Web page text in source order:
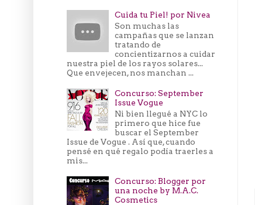
Cuida tu Piel! por Nivea
Son muchas las
campañas que se lanzan
tratando de
concientizarnos a cuidar
nuestra piel de los rayos solares...
Que envejecen, nos manchan ...
Concurso: September
Issue Vogue
Ni bien llegué a NYC lo
primero que hice fue
buscar el September
Issue de Vogue . Así que, cuando
pensé en qué regalo podía traerles a
mis...
Concurso: Blogger por
una noche by M.A.C.
Cosmetics